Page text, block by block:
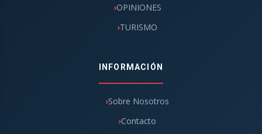
OPINIONES
TURISMO
INFORMACIÓN
Sobre Nosotros
Contacto